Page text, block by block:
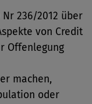
Nr 236/2012 über
von Credit
Offenlegung
machen,
oder